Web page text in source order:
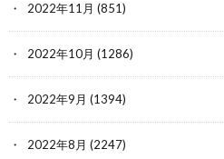
2022年11月 (851)
2022年10月 (1286)
2022年9月 (1394)
2022年8月 (2247)